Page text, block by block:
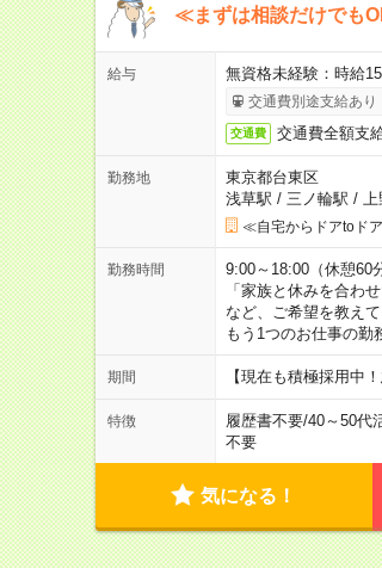
≪まずは相談だけでも
給与 無資格未経験：時給
交通費別途支給あり
交通費 交通費全額支
勤務地
東京都台東区
浅草駅 / 三ノ輪駅 /
≪自宅からドアtoド
勤務時間
9:00～18:00（休憩60
「家族と休みを合わ
など、ご希望を教え
もう1つのお仕事の勤
期間 【現在も積極採用中
特徴 履歴書不要/40～50代
不要
気になる！